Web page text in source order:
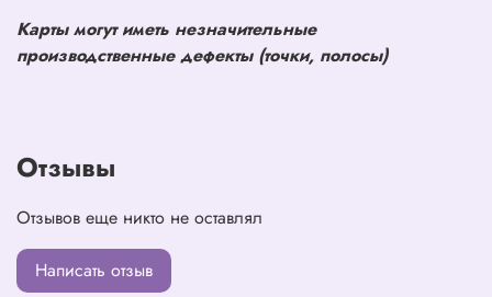
Карты могут иметь незначительные
производственные дефекты (точки, полосы)
Отзывы
Отзывов еще никто не оставлял
Написать отзыв